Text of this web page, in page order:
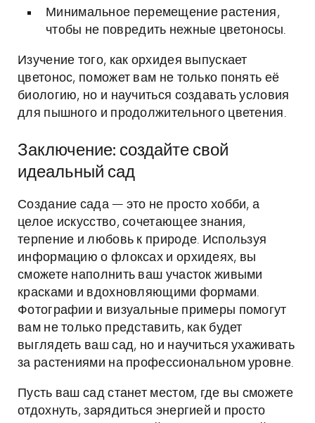
Минимальное перемещение растения,
чтобы не повредить нежные цветоносы.
Изучение того, как орхидея выпускает
цветонос, поможет вам не только понять её
биологию, но и научиться создавать условия
для пышного и продолжительного цветения.
Заключение: создайте свой
идеальный сад
Создание сада — это не просто хобби, а
целое искусство, сочетающее знания,
терпение и любовь к природе. Используя
информацию о флоксах и орхидеях, вы
сможете наполнить ваш участок живыми
красками и вдохновляющими формами.
Фотографии и визуальные примеры помогут
вам не только представить, как будет
выглядеть ваш сад, но и научиться ухаживать
за растениями на профессиональном уровне.
Пусть ваш сад станет местом, где вы сможете
отдохнуть, зарядиться энергией и просто